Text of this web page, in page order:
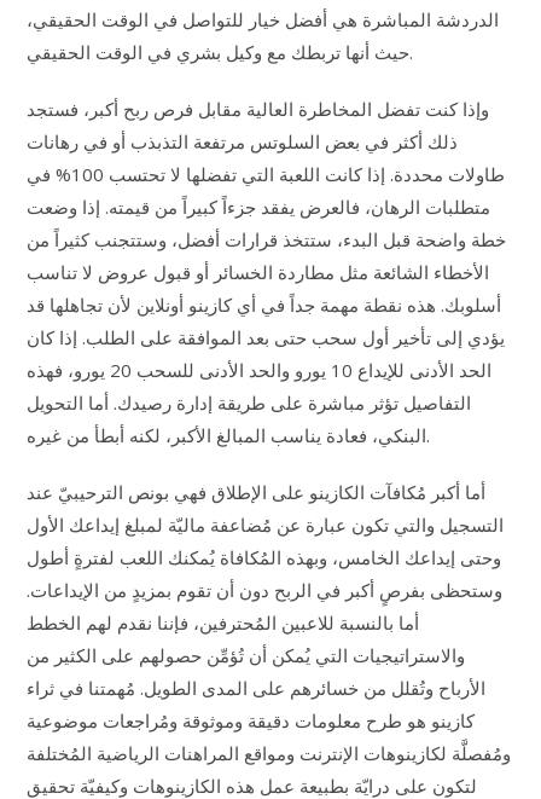
الدردشة المباشرة هي أفضل خيار للتواصل في الوقت الحقيقي،
حيث أنها تربطك مع وكيل بشري في الوقت الحقيقي.
وإذا كنت تفضل المخاطرة العالية مقابل فرص ربح أكبر، فستجد
ذلك أكثر في بعض السلوتس مرتفعة التذبذب أو في رهانات
طاولات محددة. إذا كانت اللعبة التي تفضلها لا تحتسب 100% في
متطلبات الرهان، فالعرض يفقد جزءاً كبيراً من قيمته. إذا وضعت
خطة واضحة قبل البدء، ستتخذ قرارات أفضل، وستتجنب كثيراً من
الأخطاء الشائعة مثل مطاردة الخسائر أو قبول عروض لا تناسب
أسلوبك. هذه نقطة مهمة جداً في أي كازينو أونلاين لأن تجاهلها قد
يؤدي إلى تأخير أول سحب حتى بعد الموافقة على الطلب. إذا كان
الحد الأدنى للإيداع 10 يورو والحد الأدنى للسحب 20 يورو، فهذه
التفاصيل تؤثر مباشرة على طريقة إدارة رصيدك. أما التحويل
البنكي، فعادة يناسب المبالغ الأكبر، لكنه أبطأ من غيره.
أما أكبر مُكافآت الكازينو على الإطلاق فهي بونص الترحيبيّ عند
التسجيل والتي تكون عبارة عن مُضاعفة ماليّة لمبلغ إيداعك الأول
وحتى إيداعك الخامس، وبهذه المُكافاة يُمكنك اللعب لفترةٍ أطول
وستحظى بفرصٍ أكبر في الربح دون أن تقوم بمزيدٍ من الإيداعات.
أما بالنسبة للاعبين المُحترفين، فإننا نقدم لهم الخطط
والاستراتيجيات التي يُمكن أن تُؤمِّن حصولهم على الكثير من
الأرباح وتُقلل من خسائرهم على المدى الطويل. مُهمتنا في ثراء
كازينو هو طرح معلومات دقيقة وموثوقة ومُراجعات موضوعية
ومُفصلَّة لكازينوهات الإنترنت ومواقع المراهنات الرياضية المُختلفة
لتكون على درايّة بطبيعة عمل هذه الكازينوهات وكيفيّة تحقيق